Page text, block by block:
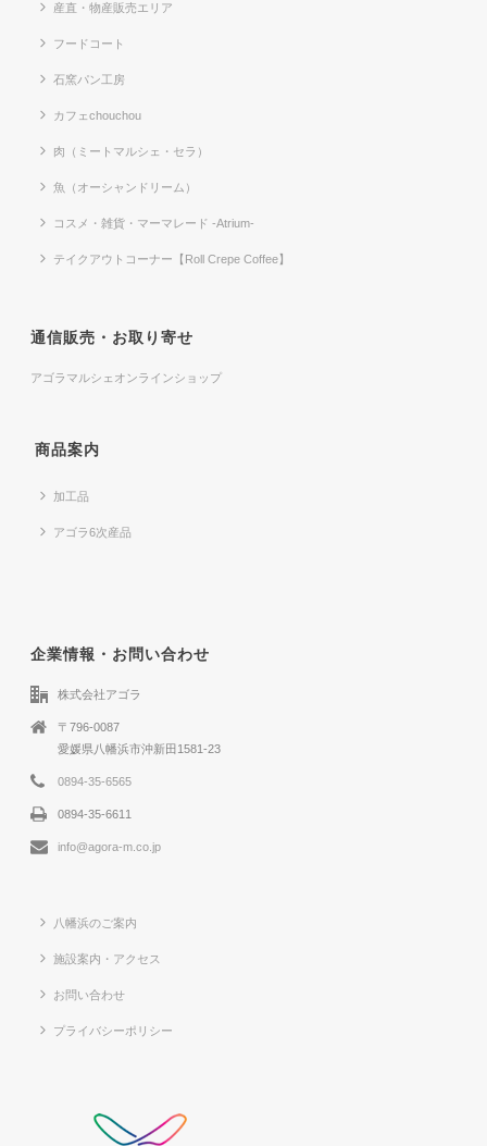
産直・物産販売エリア
フードコート
石窯パン工房
カフェchouchou
肉（ミートマルシェ・セラ）
魚（オーシャンドリーム）
コスメ・雑貨・マーマレード -Atrium-
テイクアウトコーナー【Roll Crepe Coffee】
通信販売・お取り寄せ
アゴラマルシェオンラインショップ
商品案内
加工品
アゴラ6次産品
企業情報・お問い合わせ
株式会社アゴラ
〒796-0087
愛媛県八幡浜市沖新田1581-23
0894-35-6565
0894-35-6611
info@agora-m.co.jp
八幡浜のご案内
施設案内・アクセス
お問い合わせ
プライバシーポリシー